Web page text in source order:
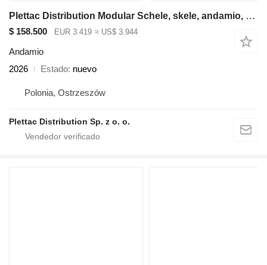
Plettac Distribution Modular Schele, skele, andamio, scaffolding, pastoliai, tellingu
$ 158.500 EUR 3.419 ≈ US$ 3.944
Andamio
2026
Estado nuevo
Polonia, Ostrzeszów
Plettac Distribution Sp. z o. o.